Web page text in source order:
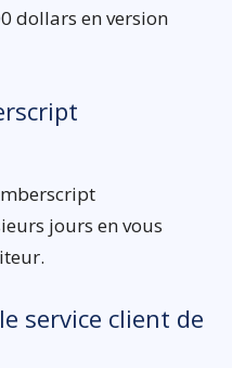
dollars en version
jours en vous
service client de